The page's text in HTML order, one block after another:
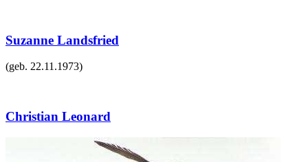
Suzanne Landsfried
(geb. 22.11.1973)
Christian Leonard